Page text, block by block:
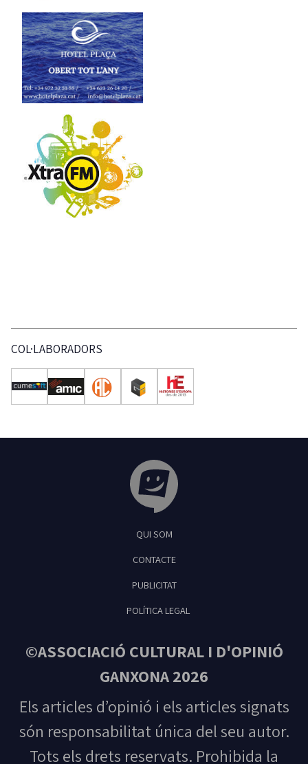
COL·LABORADORS
Feliu de Guíxols
QUI SOM
CONTACTE
PUBLICITAT
POLÍTICA LEGAL
©ASSOCIACIÓ CULTURAL I D'OPINIÓ
GANXONA 2026
Els articles d’opinió i els articles signats
són responsabilitat única del seu autor.
Tots els drets reservats. Prohibida la